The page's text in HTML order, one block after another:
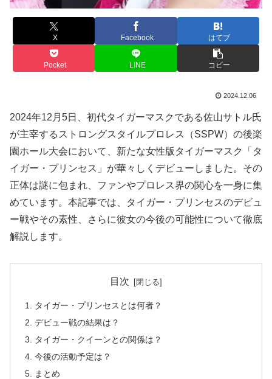
X Facebook はてブ
Pocket LINE コピー
2024.12.06
2024年12月5日、初代タイガーマスクである佐山サトル氏
が主宰するストロングスタイルプロレス（SSPW）の後楽
園ホール大会において、新たな女性版タイガーマスク「タ
イガー・プリンセス」が華々しくデビューしました。その
正体は謎に包まれ、ファンやプロレス界の関心を一身に集
めています。本記事では、タイガー・プリンセスのデビュ
ー戦やその素性、さらに彼女の今後の可能性について徹底
解説します。
目次
タイガー・プリンセスとは何者？
デビュー戦の結果は？
タイガー・クイーンとの関係は？
今後の活動予定は？
まとめ